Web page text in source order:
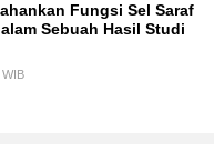
Fungsi Sel Saraf
Sebuah Hasil Studi
WIB